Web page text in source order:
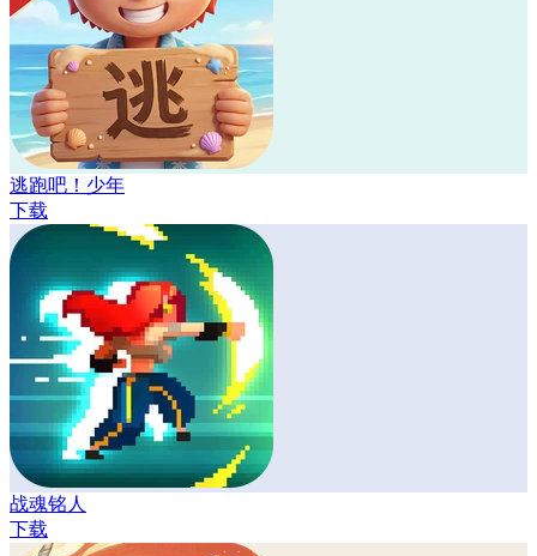
逃跑吧！少年
下载
战魂铭人
下载